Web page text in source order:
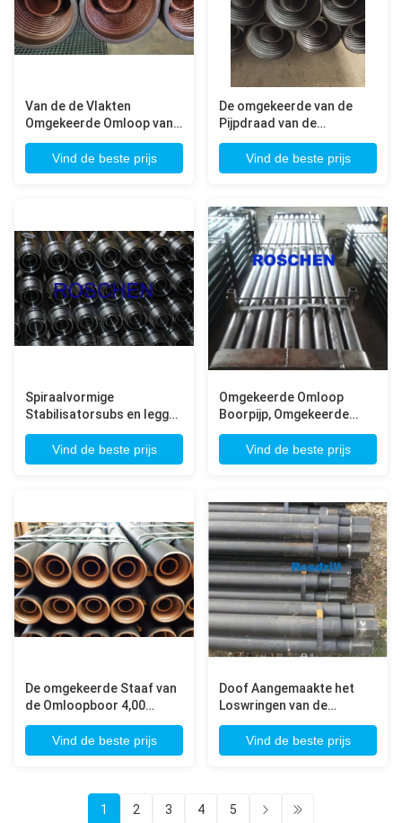
Van de de Vlakten
Omgekeerde Omloop van
de hulpmiddel
Gezamenlijke Moersleutel
de Boorpijp met 4 1/2 Duim
Vind de beste prijs
De omgekeerde van de
Pijpdraad van de
Omlooprc Boor Types
Remet, Metzke, RRE,
Drillstar, LW, TS voor RC-
Vind de beste prijs
Spiraalvormige
Stabilisatorsubs en leggen
Subs voor de de
Omgekeerde Pijp en
Staven van de
Vind de beste prijs
Omgekeerde Omloop
Boorpijp, Omgekeerde
Omloop die goed Pijp, RC-
Boring boren
Vind de beste prijs
De omgekeerde Staaf van
de Omloopboor 4,00
duimod DS Omgekeerde
de Boorpijp van de Omloop
Op zwaar werk berekende
Vind de beste prijs
Doof Aangemaakte het
Loswringen van de
Staafrosdrill T4/RD20 van
de Booruitbreiding
Boorpijp
Vind de beste prijs
1 2 3 4 5